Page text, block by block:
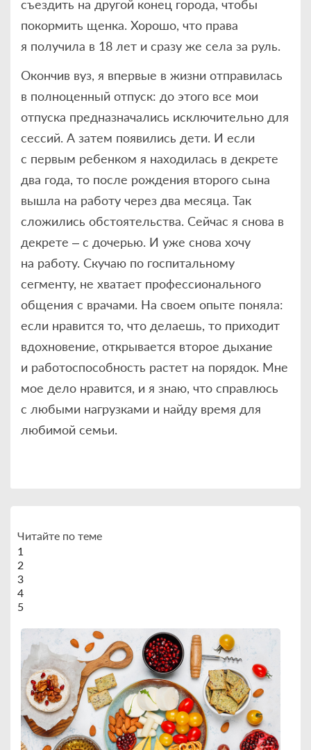
съездить на другой конец города, чтобы
покормить щенка. Хорошо, что права
я получила в 18 лет и сразу же села за руль.
Окончив вуз, я впервые в жизни отправилась
в полноценный отпуск: до этого все мои
отпуска предназначались исключительно для
сессий. А затем появились дети. И если
с первым ребенком я находилась в декрете
два года, то после рождения второго сына
вышла на работу через два месяца. Так
сложились обстоятельства. Cейчас я снова в
декрете – с дочерью. И уже снова хочу
на работу. Скучаю по госпитальному
сегменту, не хватает профессионального
общения с врачами. На своем опыте поняла:
если нравится то, что делаешь, то приходит
вдохновение, открывается второе дыхание
и работоспособность растет на порядок. Мне
мое дело нравится, и я знаю, что справлюсь
с любыми нагрузками и найду время для
любимой семьи.
Читайте по теме
1
2
3
4
5